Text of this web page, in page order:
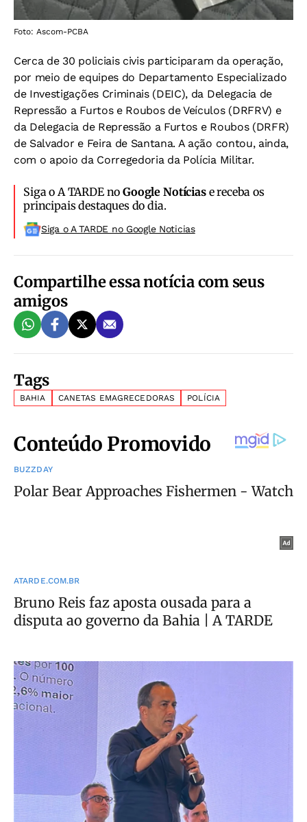
Foto: Ascom-PCBA
Cerca de 30 policiais civis participaram da operação,
por meio de equipes do Departamento Especializado
de Investigações Criminais (DEIC), da Delegacia de
Repressão a Furtos e Roubos de Veículos (DRFRV) e
da Delegacia de Repressão a Furtos e Roubos (DRFR)
de Salvador e Feira de Santana. A ação contou, ainda,
com o apoio da Corregedoria da Polícia Militar.
Siga o A TARDE noGoogle Notíciase receba os
principais destaques do dia.
Siga o A TARDE no Google Noticias
Compartilhe essa notícia com seus
amigos
Tags
BAHIA CANETAS EMAGRECEDORAS POLÍCIA